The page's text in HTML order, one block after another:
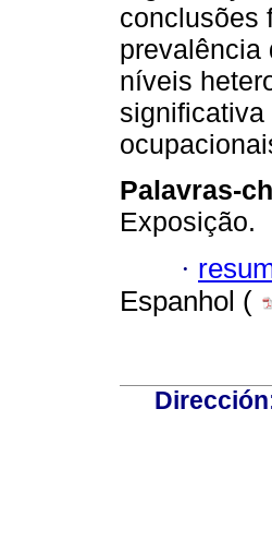
conclusões
prevalência
níveis
significativa
Palavras-
Exposição.
·
Espanhol (